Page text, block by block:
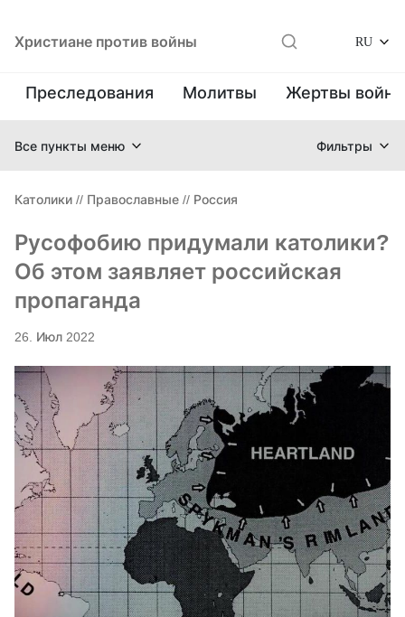
Христиане против войны RU
Преследования Молитвы Жертвы
Все пункты меню Фильтры
Католики // Православные // Россия
Русофобию придумали католики?
Об этом заявляет российская
пропаганда
26. Июл 2022